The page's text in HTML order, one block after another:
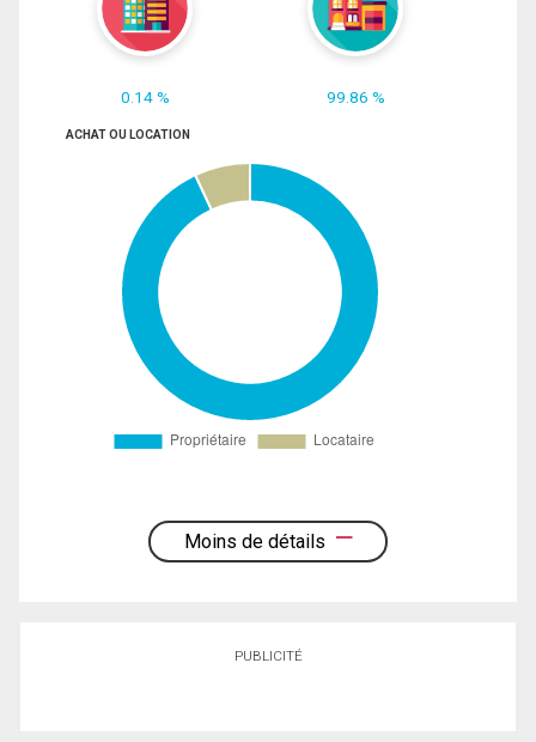
0.14 % 99.86 %
ACHAT OU LOCATION
Moins de détails
PUBLICITÉ